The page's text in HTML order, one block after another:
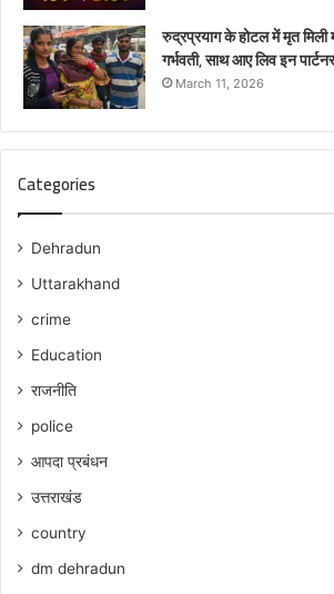
रुद्रप्रयाग के होटल में मृत मिली
गर्भवती, साथ आए लिव इन
March 11, 2026
Categories
Dehradun
Uttarakhand
crime
Education
राजनीति
police
आपदा प्रबंधन
उत्तराखंड
country
dm dehradun